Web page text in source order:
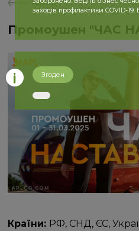
назад
Промоушен "ЧАС
Країни: РФ, СНД, ЄС,
заходів профілактики COVID-19.
Згоден